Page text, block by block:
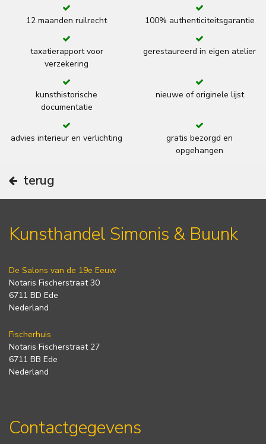
12 maanden ruilrecht 100% authenticiteitsgarantie
taxatierapport voor
verzekering
gerestaureerd in eigen atelier
kunsthistorische
documentatie
nieuwe of originele lijst
advies interieur en verlichting
gratis bezorgd en
opgehangen
terug
Kunsthandel Simonis & Buunk
De Salons van de 19e Eeuw
Notaris Fischerstraat 30
6711 BD Ede
Nederland
Fischerhuis
Notaris Fischerstraat 27
6711 BB Ede
Nederland
Contactgegevens